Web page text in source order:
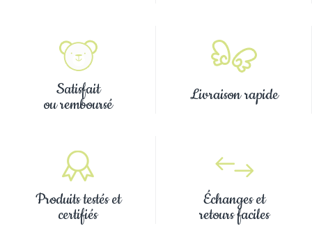
Satisfait
ou remboursé Livraison rapide
Produits testés et
certifiés
Échanges et
retours faciles